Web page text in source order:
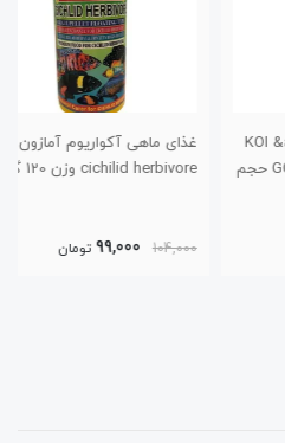
غذای ماهی آکواریوم آمازون مدل
cichilid herbivore وزن 120 گرم
99,000 تومان